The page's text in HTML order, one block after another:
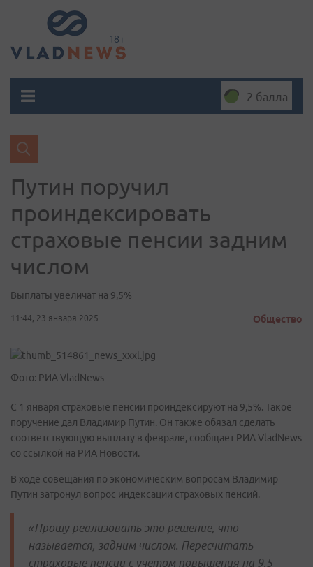
2 балла
Путин поручил
проиндексировать
страховые пенсии задним
числом
Выплаты увеличат на 9,5%
11:44, 23 января 2025 Общество
Фото: РИА VladNews
С 1 января страховые пенсии проиндексируют на 9,5%. Такое
поручение дал Владимир Путин. Он также обязал сделать
соответствующую выплату в феврале, сообщает РИА VladNews
со ссылкой на РИА Новости.
В ходе совещания по экономическим вопросам Владимир
Путин затронул вопрос индексации страховых пенсий.
«Прошу реализовать это решение, что
называется, задним числом. Пересчитать
страховые пенсии с учетом повышения на 9,5